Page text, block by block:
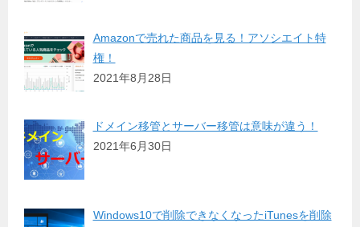
Amazonで売れた商品を見る！アソシエイト特
権！
2021年8月28日
ドメイン移管とサーバー移管は意味が違う！
2021年6月30日
Windows10で削除できなくなったiTunesを削除